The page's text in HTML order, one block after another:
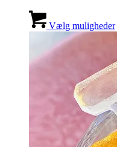
Vælg muligheder